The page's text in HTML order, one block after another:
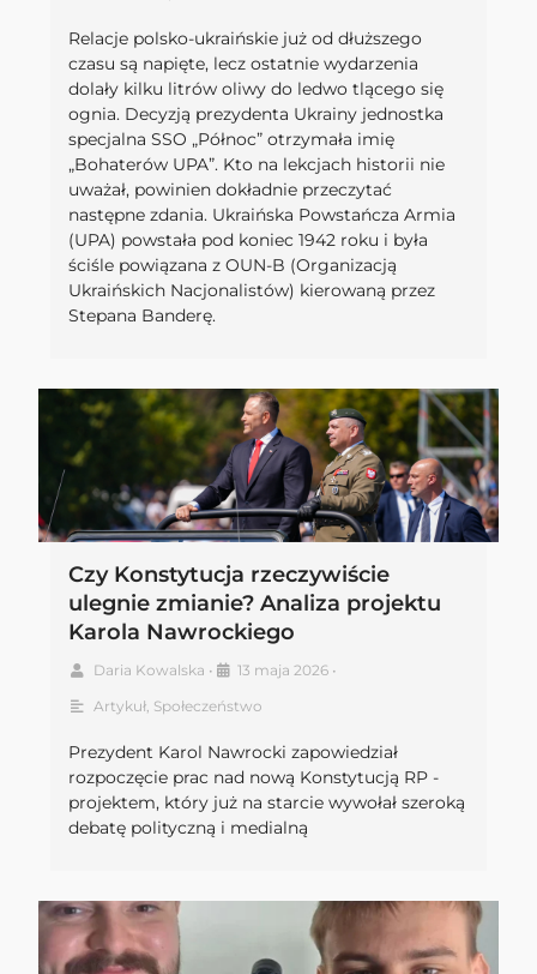
Relacje polsko-ukraińskie już od dłuższego
czasu są napięte, lecz ostatnie wydarzenia
dolały kilku litrów oliwy do ledwo tlącego się
ognia. Decyzją prezydenta Ukrainy jednostka
specjalna SSO „Północ” otrzymała imię
„Bohaterów UPA”. Kto na lekcjach historii nie
uważał, powinien dokładnie przeczytać
następne zdania. Ukraińska Powstańcza Armia
(UPA) powstała pod koniec 1942 roku i była
ściśle powiązana z OUN-B (Organizacją
Ukraińskich Nacjonalistów) kierowaną przez
Stepana Banderę.
Czy Konstytucja rzeczywiście
ulegnie zmianie? Analiza projektu
Karola Nawrockiego
Daria Kowalska • 13 maja 2026 •
Artykuł Społeczeństwo
Prezydent Karol Nawrocki zapowiedział
rozpoczęcie prac nad nową Konstytucją RP -
projektem, który już na starcie wywołał szeroką
debatę polityczną i medialną